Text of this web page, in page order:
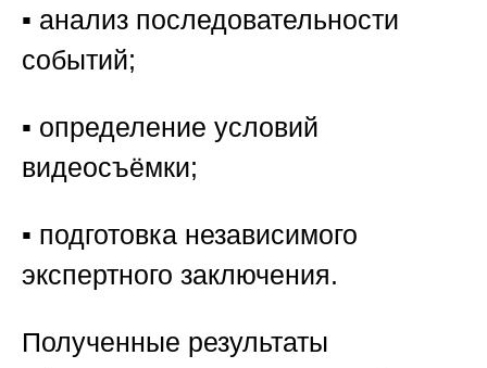
▪️ анализ последовательности
событий;
▪️ определение условий
видеосъёмки;
▪️ подготовка независимого
экспертного заключения.
Полученные результаты